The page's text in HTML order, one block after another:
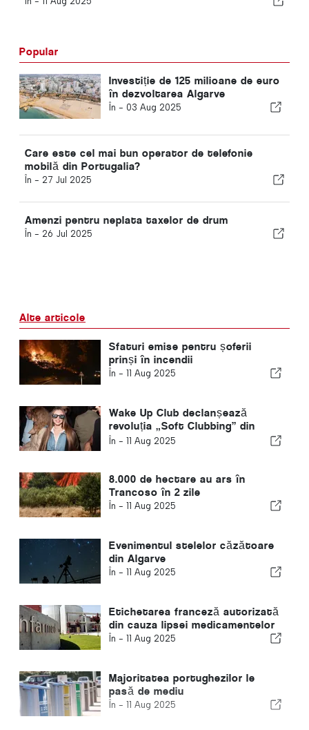
Popular
Investiție de 125 milioane de euro
în dezvoltarea Algarve
În - 03 Aug 2025
Care este cel mai bun operator de telefonie
mobilă din Portugalia?
În - 27 Jul 2025
Amenzi pentru neplata taxelor de drum
În - 26 Jul 2025
Alte articole
Sfaturi emise pentru șoferii
prinși în incendii
În - 11 Aug 2025
Wake Up Club declanșează
revoluția „Soft Clubbing” din
Lisabona
În - 11 Aug 2025
8.000 de hectare au ars în
Trancoso în 2 zile
În - 11 Aug 2025
Evenimentul stelelor căzătoare
din Algarve
În - 11 Aug 2025
Etichetarea franceză autorizată
din cauza lipsei medicamentelor
În - 11 Aug 2025
Majoritatea portughezilor le
pasă de mediu
În - 11 Aug 2025